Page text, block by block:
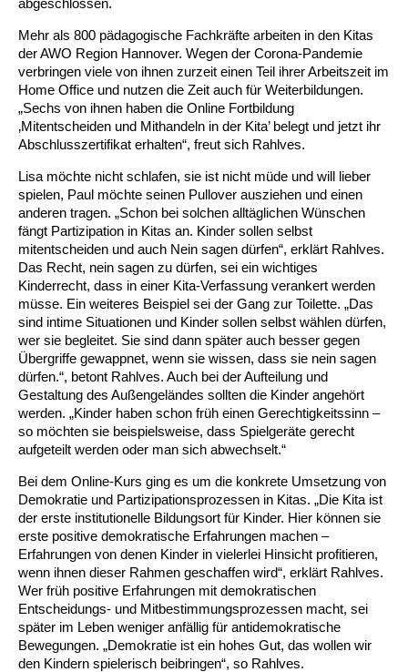
Ortsverein Arnum
Ortsverein Barsinghausen
Ortsverein Bennigsen
Ortsverein Bredenbeck
Ortsverein Godshorn
Ortsverein Garbsen
Ortsverein Fuhrberg
Ortsverein Berenbostel
Ortsverein Burgdorf
Ortsverein Burgdorf
Ortsverein Engelbostel-Schulenburg
Kindertagesstätte Freytagstraße
Kindertagesstätte Gehägestraße
Kindertagesstätte Gottfried-Keller-Straße /
Familienzentrum
Kindertagesstätte Große Pranke
Kindertagesstätte Herbartstraße
Kindertagesstätte Hiltrud-Grote-Weg
Krippe Höltystraße
Kindertagesstätte Ibykusweg / Familienzentrum
Kindertagesstätte Johannes-Lau-Hof
Kindertagesstätte Klaus-Müller-Kilian-Weg /
Kindertagesstätte König-Ludwig-Straße
Kindertagesstätte Langes Feld “Deisterspatzen”
Kindertagesstätte Moorlilienweg /
Familienzentrum
Kindertagesstätte Petermannstraße /
Familienzentrum
Kindertagesstätte Elmstraße / Familienzentrum
Kindertagesstätte Freudenthalstraße /
Familienzentrum
Kindertagesstätte Freytagstraße
Kindertagesstätte Gehägestraße
Kindertagesstätte Gorch-Fock-Straße
Kindertagesstätte Gottfried-Keller-Straße /
Familienzentrum
Kindertagesstätte Große Pranke
Kindertagesstätte Harenberger Straße
Kindertagesstätte Herbartstraße
Kindertagesstätte Hiltrud-Grote-Weg
Kindertagesstätte Ibykusweg / Familienzentrum
Kindertagesstätte Johannes-Lau-Hof
Kindertagesstätte Kapellenbrink /
Familienzentrum
Kindertagesstätte Klaus-Müller-Kilian-Weg /
“Mäuseburg” / Familienzentrum
Kindertagesstätte Pfarrlandplatz
Kindertagesstätte Rosenbergstraße
Hort Salzmannstraße
Kindertagesstätte Schweriner Straße /
Familienzentrum
Außenstelle Hort Stenhusenstraße
Kindertagesstätte Sylter Weg
Kindertagesstätte Mühenkamp / Familienzentrum
Kindertagesstätte Petermannstraße /
Familienzentrum
Kindertagesstätte Schweriner Straße /
Familienzentrum
Life Kinetik
Yoga mit Baby
Yoga in der Schwangerschaft
Stretch und Relax
Fitness für Frauen
Online Pflege- und Seniorenberatung
Helfende Hände
Pflege und Wohnen
Beratungsangebote
Jugendwohnen im Stadtteil
Ältere Menschen
Behördenbegleitung und Formularausfüllhilfe
Mehrsprachige Beratung
Wegweiser Seniorenkompass
Infotelefon
Migration
Berufssprachkurse
Migrationsberatung für junge Menschen
Interkulturelle Beratung für ältere Menschen
Menschen mit Behinderungen
Mehr als 800 pädagogische Fachkräfte arbeiten in den Kitas
der AWO Region Hannover. Wegen der Corona-Pandemie
verbringen viele von ihnen zurzeit einen Teil ihrer Arbeitszeit im
Home Office und nutzen die Zeit auch für Weiterbildungen.
„Sechs von ihnen haben die Online Fortbildung
‚Mitentscheiden und Mithandeln in der Kita’ belegt und jetzt ihr
Abschlusszertifikat erhalten“, freut sich Rahlves.
Lisa möchte nicht schlafen, sie ist nicht müde und will lieber
spielen, Paul möchte seinen Pullover ausziehen und einen
anderen tragen. „Schon bei solchen alltäglichen Wünschen
fängt Partizipation in Kitas an. Kinder sollen selbst
mitentscheiden und auch Nein sagen dürfen“, erklärt Rahlves.
Das Recht, nein sagen zu dürfen, sei ein wichtiges
Kinderrecht, dass in einer Kita-Verfassung verankert werden
müsse. Ein weiteres Beispiel sei der Gang zur Toilette. „Das
sind intime Situationen und Kinder sollen selbst wählen dürfen,
wer sie begleitet. Sie sind dann später auch besser gegen
Übergriffe gewappnet, wenn sie wissen, dass sie nein sagen
dürfen.“, betont Rahlves. Auch bei der Aufteilung und
Gestaltung des Außengeländes sollten die Kinder angehört
werden. „Kinder haben schon früh einen Gerechtigkeitssinn –
so möchten sie beispielsweise, dass Spielgeräte gerecht
aufgeteilt werden oder man sich abwechselt.“
Bei dem Online-Kurs ging es um die konkrete Umsetzung von
Demokratie und Partizipationsprozessen in Kitas. „Die Kita ist
der erste institutionelle Bildungsort für Kinder. Hier können sie
erste positive demokratische Erfahrungen machen –
Erfahrungen von denen Kinder in vielerlei Hinsicht profitieren,
wenn ihnen dieser Rahmen geschaffen wird“, erklärt Rahlves.
Wer früh positive Erfahrungen mit demokratischen
Entscheidungs- und Mitbestimmungsprozessen macht, sei
später im Leben weniger anfällig für antidemokratische
Bewegungen. „Demokratie ist ein hohes Gut, das wollen wir
den Kindern spielerisch beibringen“, so Rahlves.